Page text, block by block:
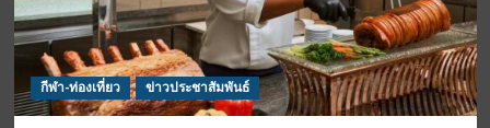
กีฬา-ท่องเที่ยว ข่าวประชาสัมพันธ์